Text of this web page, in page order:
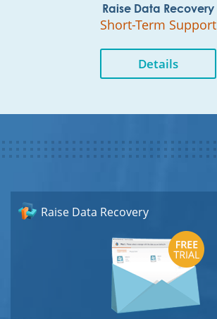
Raise Data Recovery
Short-Term Support
Details
Raise Data Recovery